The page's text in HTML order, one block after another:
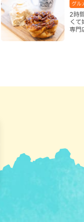
グル
2時
くて
専門